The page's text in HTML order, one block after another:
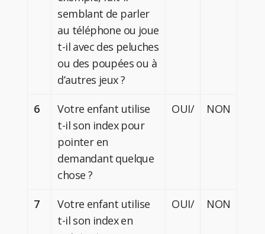
semblant de parler
au téléphone ou joue
t-il avec des peluches
ou des poupées ou à
d’autres jeux ?
6
Votre enfant utilise
t-il son index pour
pointer en
demandant quelque
chose ?
OUI/ NON
7
Votre enfant utilise
t-il son index en
OUI/ NON